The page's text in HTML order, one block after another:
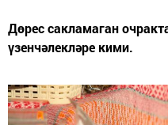
Дөрес сакламаган
үзенчәлекләре кими.